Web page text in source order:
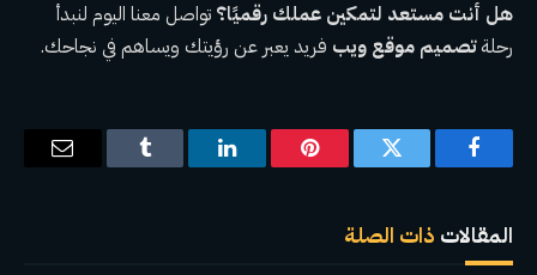
هل أنت مستعد لتمكين عملك رقميًا؟ تواصل معنا اليوم لنبدأ
رحلةتصميم موقع ويب فريد يعبر عن رؤيتك ويساهم في نجاحك.
فيسبوك تويتر بينتيريستلينكدإن Tumblr
البريد
المقالات ذات الصلة